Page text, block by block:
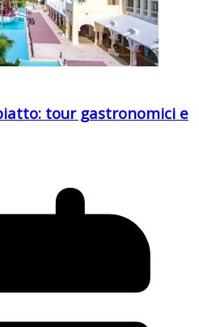
tour gastronomici e